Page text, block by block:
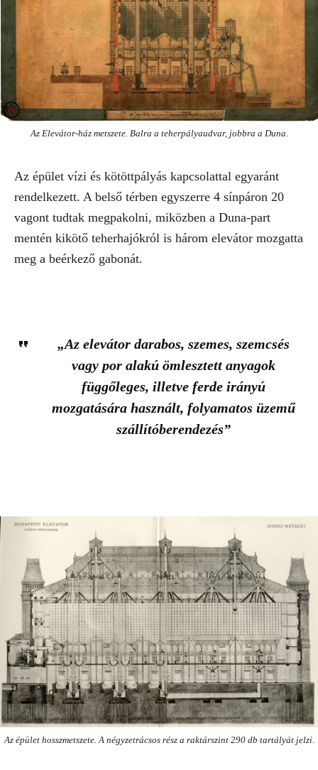
Az Elevátor-ház metszete. Balra a teherpályaudvar, jobbra a Duna.
Az épület vízi és kötöttpályás kapcsolattal egyaránt
rendelkezett. A belső térben egyszerre 4 sínpáron 20
vagont tudtak megpakolni, miközben a Duna-part
mentén kikötő teherhajókról is három elevátor mozgatta
meg a beérkező gabonát.
„Az elevátor darabos, szemes, szemcsés
vagy por alakú ömlesztett anyagok
függőleges, illetve ferde irányú
mozgatására használt, folyamatos üzemű
szállítóberendezés”
Az épület hosszmetszete. A négyzetrácsos rész a raktárszint 290 db tartályát jelzi